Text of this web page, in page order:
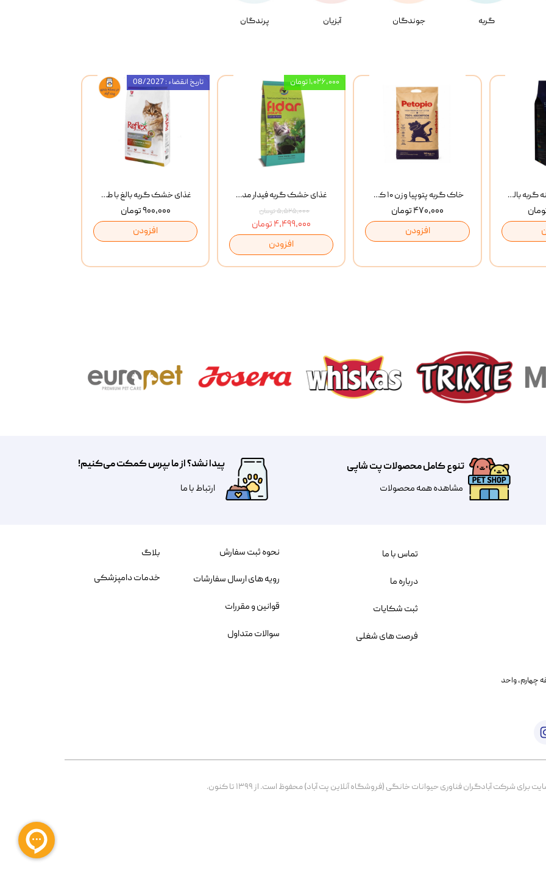
گربه جوندگان آبزیان پرندگان
غذای خشک گربه بالغ با طعم مرغ و برنج رفلکس Reflex Multi Color Chicken And Rice وزن 1 کیلوگرم
۹۰۰,۰۰۰ تومان
افزودن
تاریخ انقضاء : 08/2027
غذای خشک گربه فیدار مدل Adult وزن 10 کیلوگرم
۵,۵۲۵,۰۰۰ تومان
۴,۴۹۹,۰۰۰ تومان
افزودن
۱,۰۲۶,۰۰۰ تومان
خاک گربه پتوپیا وزن ۱۰ کیلوگرم
۴۷۰,۰۰۰ تومان
افزودن
غذای خشک روزانه گربه بالغ مفید MoFeed Adult Daily Cat Food وزن 2 کیلوگرم
تنوع کامل محصولات پت شاپی
مشاهده همه محصولات
پیدا نشد؟ از ما بپرس کمکت می‌کنیم!
​​​ارتباط با ما
خیابان بنی هاشم پلاک ۲۰۲ ، طبقه چهارم، واحد
شرکت آبادگران فناوری حیوانات خانگی (فروشگاه آنلاین پت آباد) محفوظ است. از ۱۳۹۹ تا کنون.
نحوه ثبت سفارش
رویه های ارسال سفارشات
قوانین و مقررات
سوالات متداول
تماس با ما
درباره ما
ثبت شکایات
فرصت های شغلی
بلاگ
خدمات دامپزشکی